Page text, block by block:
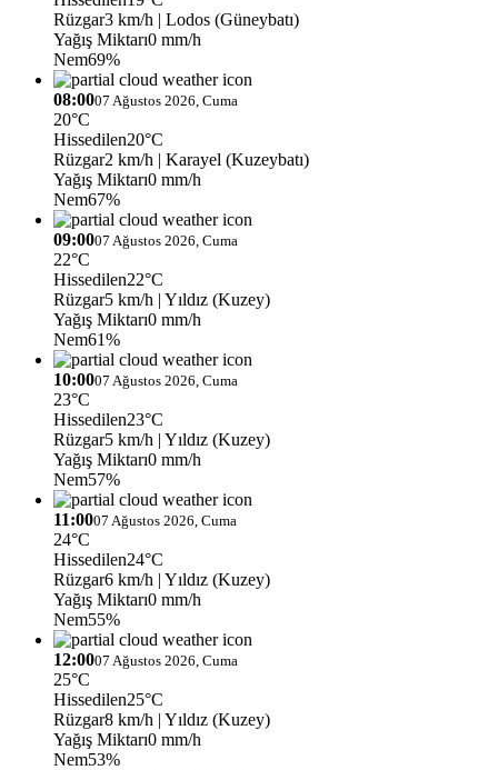
Rüzgar3 km/h | Lodos (Güneybatı)
Yağış Miktarı0 mm/h
Nem69%
08:0007 Ağustos 2026, Cuma
20°C
Hissedilen20°C
Rüzgar2 km/h | Karayel (Kuzeybatı)
Yağış Miktarı0 mm/h
Nem67%
09:0007 Ağustos 2026, Cuma
22°C
Hissedilen22°C
Rüzgar5 km/h | Yıldız (Kuzey)
Yağış Miktarı0 mm/h
Nem61%
10:0007 Ağustos 2026, Cuma
23°C
Hissedilen23°C
Rüzgar5 km/h | Yıldız (Kuzey)
Yağış Miktarı0 mm/h
Nem57%
11:0007 Ağustos 2026, Cuma
24°C
Hissedilen24°C
Rüzgar6 km/h | Yıldız (Kuzey)
Yağış Miktarı0 mm/h
Nem55%
12:0007 Ağustos 2026, Cuma
25°C
Hissedilen25°C
Rüzgar8 km/h | Yıldız (Kuzey)
Yağış Miktarı0 mm/h
Nem53%